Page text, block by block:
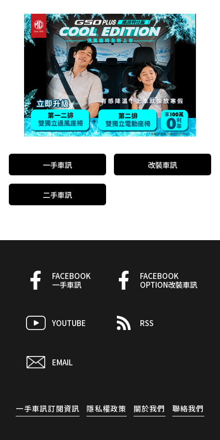
一手車訊 改裝車訊
二手車訊
FACEBOOK
一手車訊
FACEBOOK
OPTION改裝車訊
YOUTUBE RSS
EMAIL
一手車訊訂閱資訊 隱私權政策 關於我們 聯絡我們